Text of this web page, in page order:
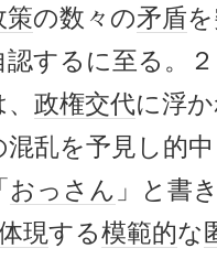
策の数々の矛盾
認するに至る。
政権交代に浮
混乱を予見し的
おっさん 」と書
現する模範的な